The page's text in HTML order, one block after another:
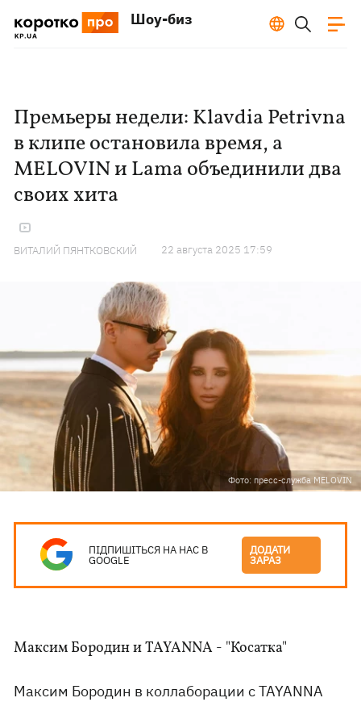
Шоу-биз
Премьеры недели: Klavdia Petrivna
в клипе остановила время, а
MELOVIN и Lama объединили два
своих хита
ВИТАЛИЙ ПЯНТКОВСКИЙ 22 августа 2025 17:59
Фото: пресс-служба MELOVIN
ПІДПИШІТЬСЯ НА НАС В
GOOGLE
ДОДАТИ
ЗАРАЗ
Максим Бородин и TAYANNA - "Косатка"
Максим Бородин в коллаборации с TAYANNA